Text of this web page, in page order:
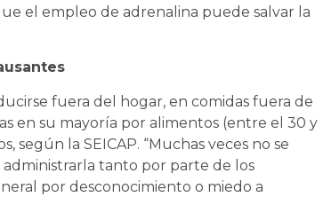
el empleo de adrenalina puede salvar la
fuera del hogar, en comidas fuera de
en su mayoría por alimentos (entre el 30 y
según la SEICAP. “Muchas veces no se
tanto por parte de los
por desconocimiento o miedo a